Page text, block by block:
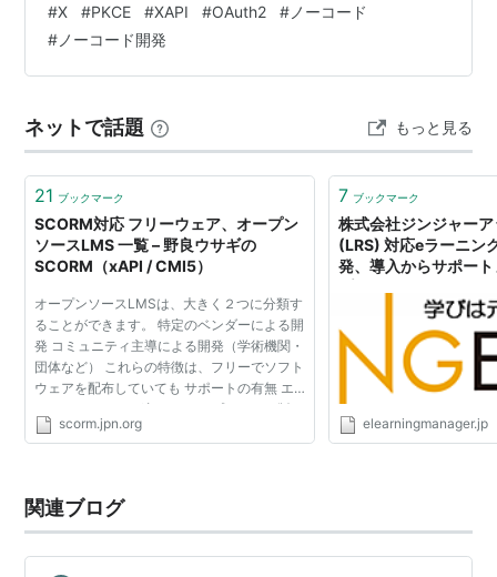
うなプラグインを作成しましたのでご紹介いたしま
す！！ 1. プラグイン概要 1.1. X (Twitter) Login with
PKCE 1.1.1. X - getRedirectURL 1.1.2.…
#X #PKCE #XAPI #OAuth2 # ノーコード
# ノーコード開発
ネットで話題 もっと見る
21 ブックマーク
SCORM対応 フリーウェア、オープン
ソースLMS 一覧 – 野良ウサギの
SCORM（xAPI / CMI5）
オープンソースLMSは、大きく２つに分類す
ることができます。 特定のベンダーによる開
発 コミュニティ主導による開発（学術機関・
団体など） これらの特徴は、フリーでソフト
ウェアを配布していても サポートの有無 エ
ディションによる違い （オープンソース版は
機能制限あり・商用版は機能制限なし） さま
scorm.jpn.org
7 ブックマーク
株式会社ジンジャー
(LRS) 対応eラーニン
発、導入からサポー
elearningmanager.jp
関連ブログ